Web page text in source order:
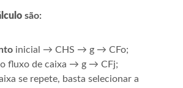
são:
inicial → CHS → g → CFo;
fluxo de caixa → g → CFj;
se repete, basta selecionar a